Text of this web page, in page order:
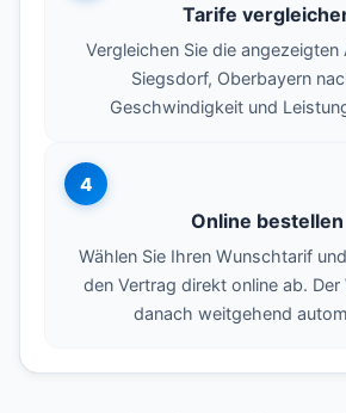
Tarife
Vergleichen Sie die
Siegsdorf, Oberbayern
Geschwindigkeit und
4
Online bestellen
Wählen Sie Ihren Wunschtarif
den Vertrag direkt online ab. Der
danach weitgehend